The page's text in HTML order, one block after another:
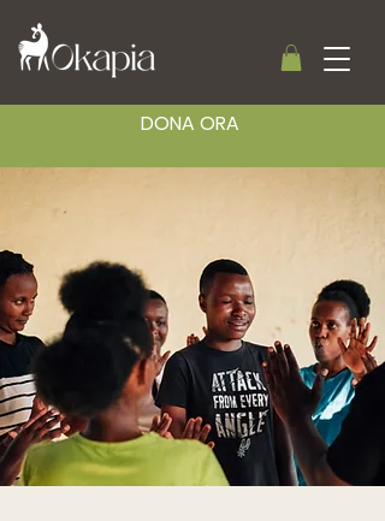
DONA ORA